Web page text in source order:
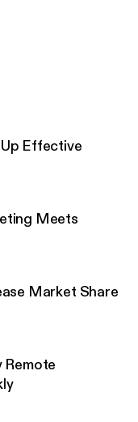
leading
guest
Effective
Meets
Market Share
Remote